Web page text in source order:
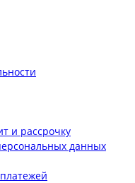
и рассрочку
данных